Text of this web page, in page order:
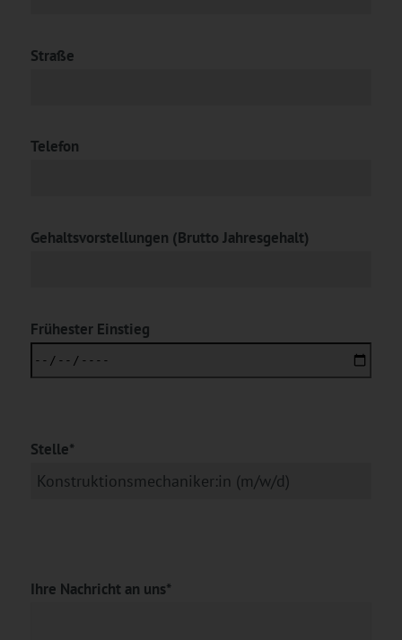
Straße
Telefon
Gehaltsvorstellungen (Brutto Jahresgehalt)
Frühester Einstieg
Stelle*
Ihre Nachricht an uns*